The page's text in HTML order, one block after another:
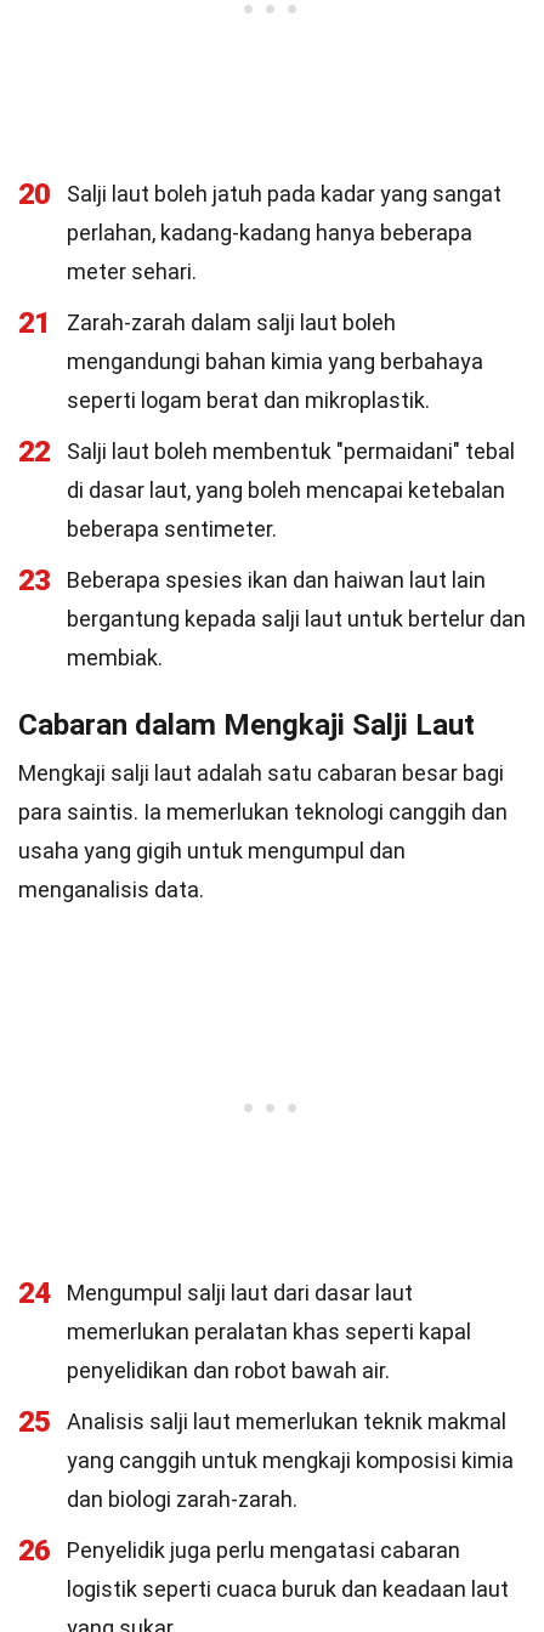
20
Salji laut boleh jatuh pada kadar yang sangat
perlahan, kadang-kadang hanya beberapa
meter sehari.
21
Zarah-zarah dalam salji laut boleh
mengandungi bahan kimia yang berbahaya
seperti logam berat dan mikroplastik.
22
Salji laut boleh membentuk "permaidani" tebal
di dasar laut, yang boleh mencapai ketebalan
beberapa sentimeter.
23
Beberapa spesies ikan dan haiwan laut lain
bergantung kepada salji laut untuk bertelur dan
membiak.
Cabaran dalam Mengkaji Salji Laut
Mengkaji salji laut adalah satu cabaran besar bagi
para saintis. Ia memerlukan teknologi canggih dan
usaha yang gigih untuk mengumpul dan
menganalisis data.
24
Mengumpul salji laut dari dasar laut
memerlukan peralatan khas seperti kapal
penyelidikan dan robot bawah air.
25
Analisis salji laut memerlukan teknik makmal
yang canggih untuk mengkaji komposisi kimia
dan biologi zarah-zarah.
26
Penyelidik juga perlu mengatasi cabaran
logistik seperti cuaca buruk dan keadaan laut